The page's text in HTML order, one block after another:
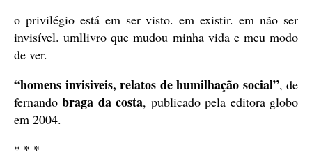
o privilégio está em ser visto. em existir. em não ser
invisível. umllivro que mudou minha vida e meu modo
de ver.
“homens invisiveis, relatos de humilhação social”, de
fernandobraga da costa, publicado pela editora globo
em 2004.
* * *